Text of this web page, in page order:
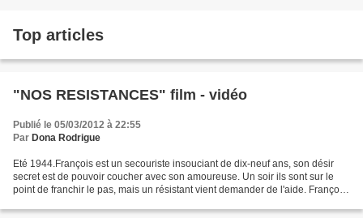
Top articles
"NOS RESISTANCES" film - vidéo
Publié le 05/03/2012 à 22:55
Par Dona Rodrigue
Eté 1944.François est un secouriste insouciant de dix-neuf ans, son désir
secret est de pouvoir coucher avec son amoureuse. Un soir ils sont sur le
point de franchir le pas, mais un résistant vient demander de l'aide. François